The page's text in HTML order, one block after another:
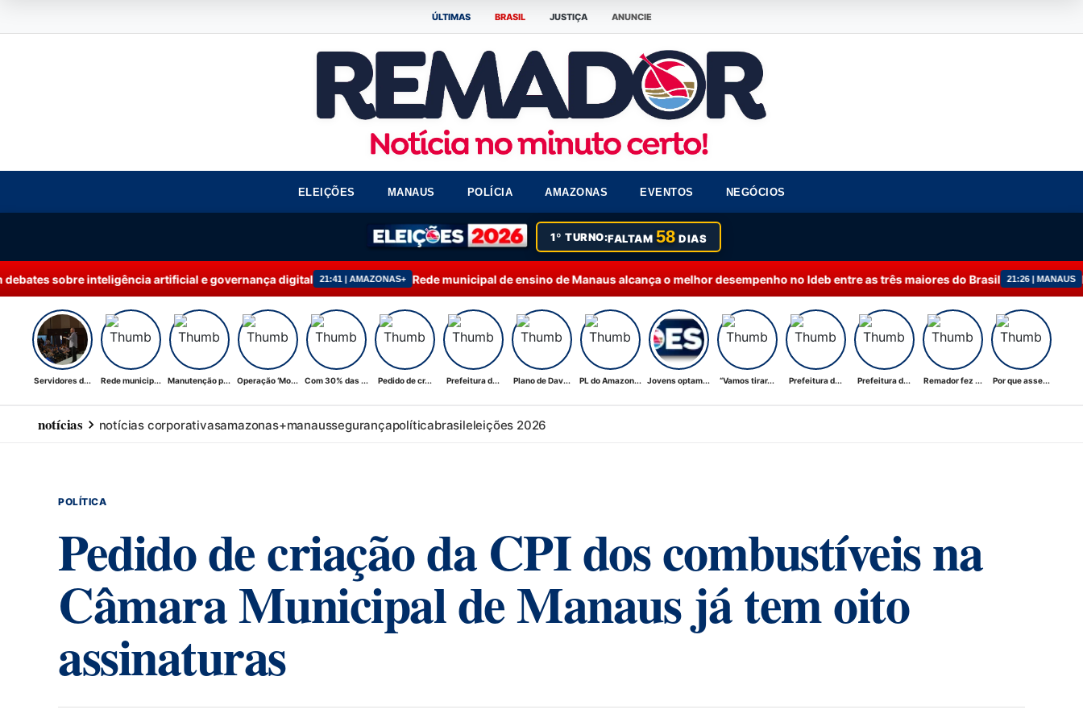
ÚLTIMAS BRASIL JUSTIÇA ANUNCIE
ELEIÇÕES MANAUS POLÍCIA AMAZONAS EVENTOS NEGÓCIOS
1º TURNO:FALTAM 58 DIAS
artificial e governança digital 21:41 | AMAZONAS+ Rede municipal de ensino de Manaus alcança o melhor desempenho no Ideb entre as três maiores do Brasil 21:26 | MANAUS Manutenção
Servidores d... Rede municip... Manutenção p... Operação ‘Mo... Com 30% das ... Pedido de cr... Prefeitura d... Plano de Dav... PL do Amazon... Jovens optam... “Vamos tirar... Prefeitura d... Prefeitura d... Remador fez ... Por que asse...
notícias notícias corporativasamazonas+manaussegurançapolíticabrasileleições 2026
POLÍTICA
Pedido de criação da CPI dos combustíveis na
Câmara Municipal de Manaus já tem oito
assinaturas